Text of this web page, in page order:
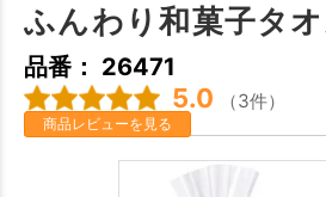
ふんわり和菓子タ
品番： 26471
5.0 （3件）
商品レビューを見る